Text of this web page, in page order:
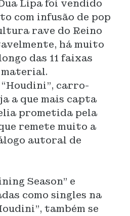
Lipa foi vendido
com infusão de pop
rave do Reino
há muito
das 11 faixas
material.
carro-
a que mais capta
prometida pela
remete muito a
autoral de
Season” e
como singles na
também se